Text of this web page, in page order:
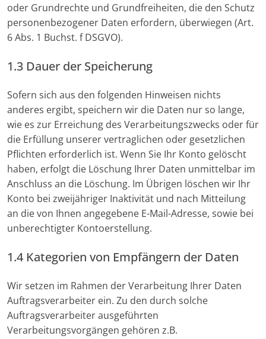
oder Grundrechte und Grundfreiheiten, die den Schutz
personenbezogener Daten erfordern, überwiegen (Art.
6 Abs. 1 Buchst. f DSGVO).
1.3 Dauer der Speicherung
Sofern sich aus den folgenden Hinweisen nichts
anderes ergibt, speichern wir die Daten nur so lange,
wie es zur Erreichung des Verarbeitungszwecks oder für
die Erfüllung unserer vertraglichen oder gesetzlichen
Pflichten erforderlich ist. Wenn Sie Ihr Konto gelöscht
haben, erfolgt die Löschung Ihrer Daten unmittelbar im
Anschluss an die Löschung. Im Übrigen löschen wir Ihr
Konto bei zweijähriger Inaktivität und nach Mitteilung
an die von Ihnen angegebene E-Mail-Adresse, sowie bei
unberechtigter Kontoerstellung.
1.4 Kategorien von Empfängern der Daten
Wir setzen im Rahmen der Verarbeitung Ihrer Daten
Auftragsverarbeiter ein. Zu den durch solche
Auftragsverarbeiter ausgeführten
Verarbeitungsvorgängen gehören z.B.